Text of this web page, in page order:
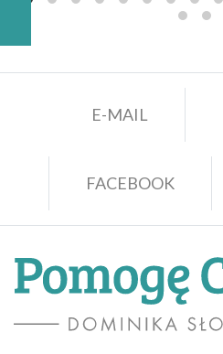
E-MAIL
FACEBOOK